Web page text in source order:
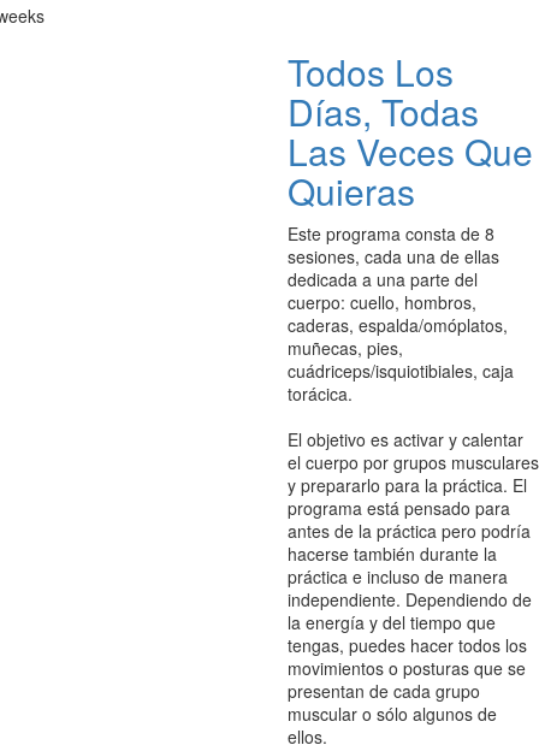
Todos Los
Días, Todas
Las Veces Que
Quieras
Este programa consta de 8
sesiones, cada una de ellas
dedicada a una parte del
cuerpo: cuello, hombros,
caderas, espalda/omóplatos,
muñecas, pies,
cuádriceps/isquiotibiales, caja
torácica.
El objetivo es activar y calentar
el cuerpo por grupos musculares
y prepararlo para la práctica. El
programa está pensado para
antes de la práctica pero podría
hacerse también durante la
práctica e incluso de manera
independiente. Dependiendo de
la energía y del tiempo que
tengas, puedes hacer todos los
movimientos o posturas que se
presentan de cada grupo
muscular o sólo algunos de
ellos.